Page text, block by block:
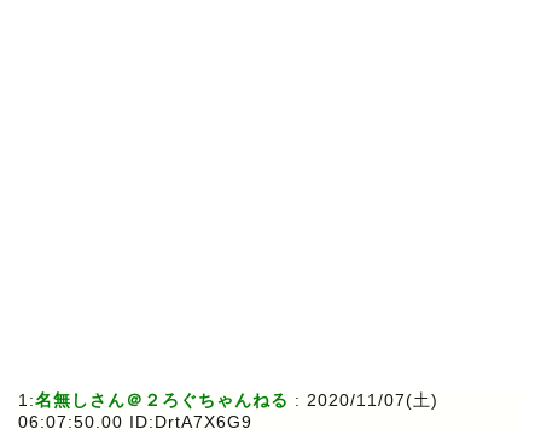
1:名無しさん＠２ろぐちゃんねる : 2020/11/07(土)
06:07:50.00 ID:DrtA7X6G9